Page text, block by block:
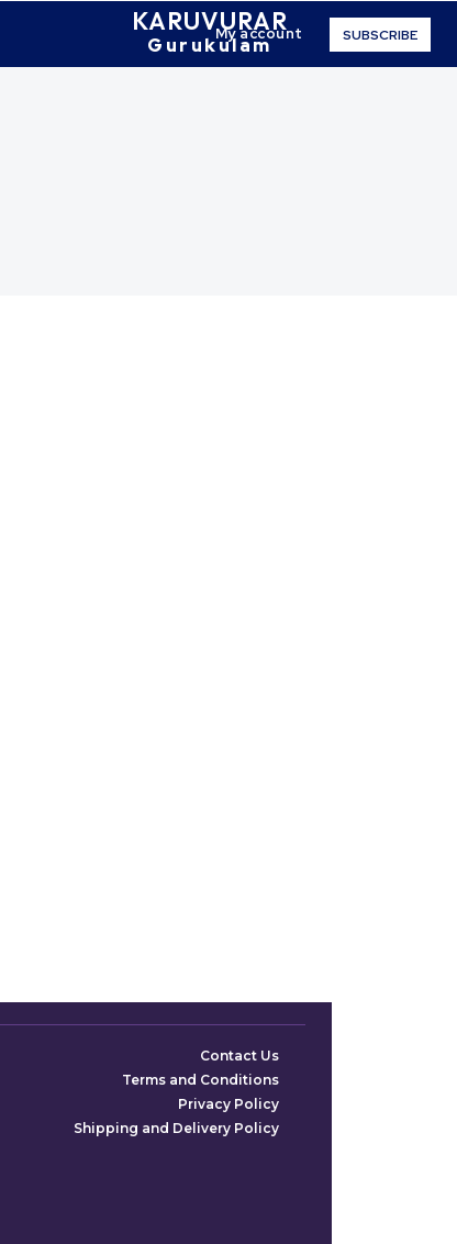
KARUVURAR
Gurukulam
My account SUBSCRIBE
Contact Us
Terms and Conditions
Privacy Policy
Shipping and Delivery Policy